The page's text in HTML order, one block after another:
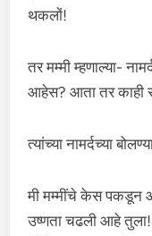
थकलों!
तर मम्मी म्हणाल्या-
आहेस? आता तर काही
त्यांच्या नामर्दच्या
मी मम्मींचे केस पकडून
उष्णता चढली आहे